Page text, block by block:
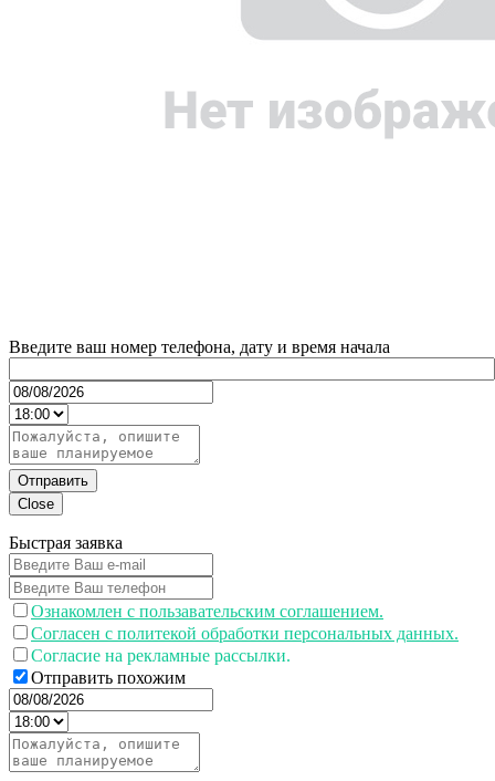
Введите ваш номер телефона, дату и время начала
Отправить
Close
Быстрая заявка
Ознакомлен с пользавательским соглашением.
Согласен с политекой обработки персональных данных.
Согласие на рекламные рассылки.
Отправить похожим